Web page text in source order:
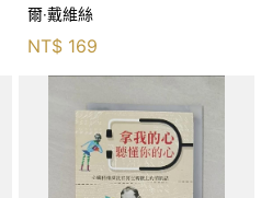
爾‧戴維絲
NT$ 169